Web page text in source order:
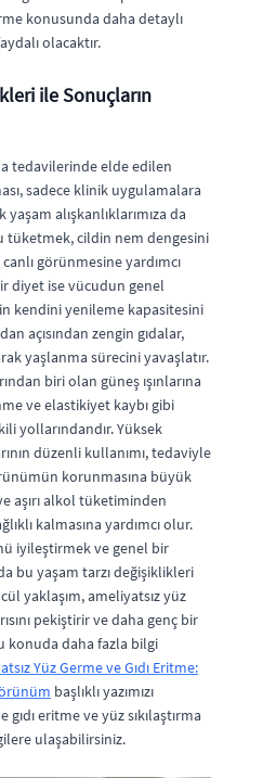
konusunda daha detaylı
olacaktır.
ile Sonuçların
tedavilerinde elde edilen
sadece klinik uygulamalara
alışkanlıklarımıza da
tüketmek, cildin nem dengesini
görünmesine yardımcı
diyet ise vücudun genel
kendini yenileme kapasitesini
açısından zengin gıdalar,
yaşlanma sürecini yavaşlatır.
biri olan güneş ışınlarına
ve elastikiyet kaybı gibi
yollarındandır. Yüksek
düzenli kullanımı, tedaviyle
korunmasına büyük
aşırı alkol tüketiminden
kalmasına yardımcı olur.
iyileştirmek ve genel bir
bu yaşam tarzı değişiklikleri
yaklaşım, ameliyatsız yüz
pekiştirir ve daha genç bir
konuda daha fazla bilgi
Yüz Germe ve Gıdı Eritme:
başlıklı yazımızı
eritme ve yüz sıkılaştırma
ulaşabilirsiniz.